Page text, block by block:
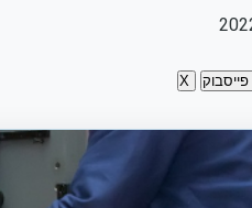
פייסבוק